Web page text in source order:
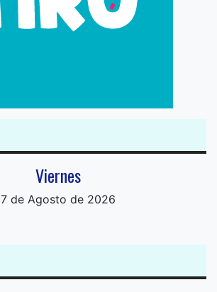
Viernes
7 de Agosto de 2026